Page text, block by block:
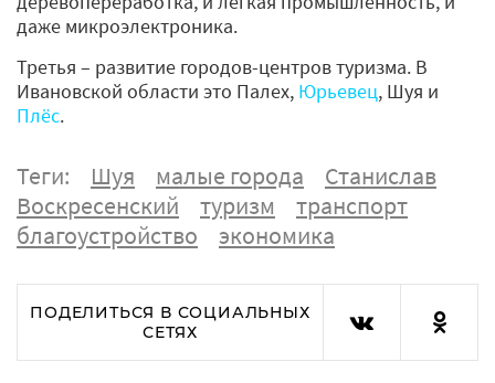
даже микроэлектроника.
Третья – развитие городов-центров туризма. В
Ивановской области это Палех, Юрьевец, Шуя и
Плёс.
Теги: Шуя малые города
Станислав
Воскресенский
туризм
транспорт
благоустройство
экономика
ПОДЕЛИТЬСЯ В СОЦИАЛЬНЫХ
СЕТЯХ